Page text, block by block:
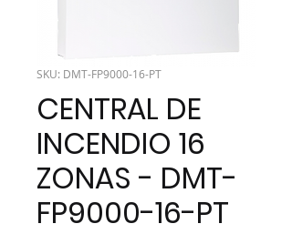
SKU: DMT-FP9000-16-PT
CENTRAL DE
INCENDIO 16
ZONAS - DMT-
FP9000-16-PT